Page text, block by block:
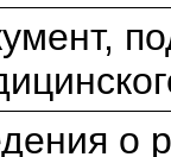
о